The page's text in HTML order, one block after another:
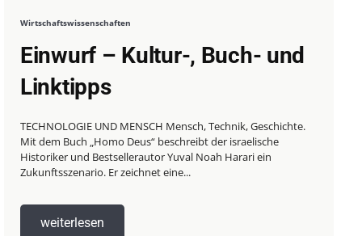
Wirtschaftswissenschaften
Einwurf – Kultur-, Buch- und
Linktipps
TECHNOLOGIE UND MENSCH Mensch, Technik, Geschichte.
Mit dem Buch „Homo Deus“ beschreibt der israelische
Historiker und Bestsellerautor Yuval Noah Harari ein
Zukunftsszenario. Er zeichnet eine...
weiterlesen